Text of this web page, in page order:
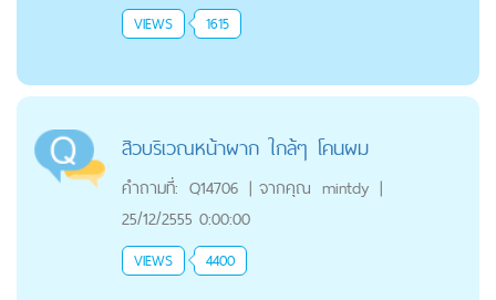
VIEWS 1615
สิวบริเวณหน้าผาก ใกล้ๆ โคนผม
คำถามที่: Q14706 | จากคุณ mintdy |
25/12/2555 0:00:00
VIEWS 4400